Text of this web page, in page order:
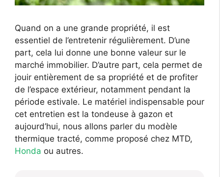
Quand on a une grande propriété, il est
essentiel de l’entretenir régulièrement. D’une
part, cela lui donne une bonne valeur sur le
marché immobilier. D’autre part, cela permet de
jouir entièrement de sa propriété et de profiter
de l’espace extérieur, notamment pendant la
période estivale. Le matériel indispensable pour
cet entretien est la tondeuse à gazon et
aujourd’hui, nous allons parler du modèle
thermique tracté, comme proposé chez MTD,
Honda ou autres.